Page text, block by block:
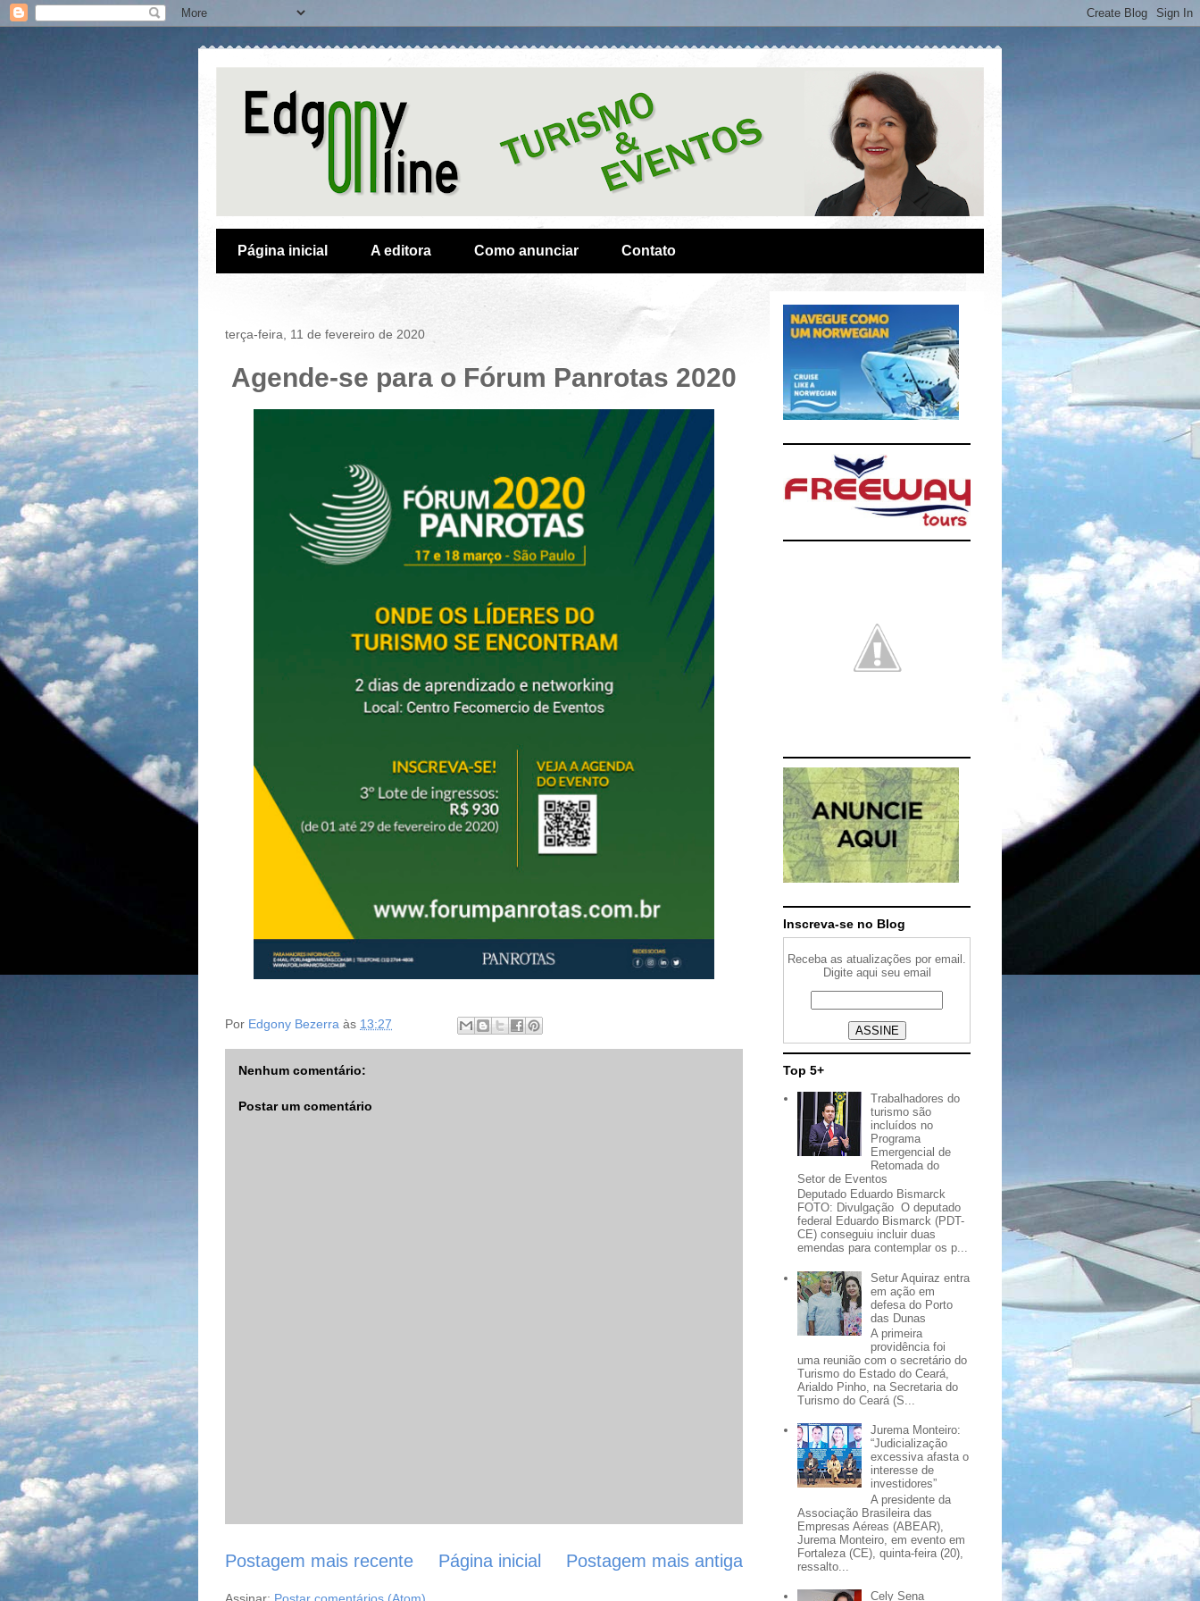
Página inicial A editora Como anunciar Contato
terça-feira, 11 de fevereiro de 2020
Agende-se para o Fórum Panrotas 2020
Por Edgony Bezerra às 13:27
Nenhum comentário:
Postar um comentário
Postagem mais recente Postagem mais antiga
Página inicial
Inscreva-se no Blog
Receba as atualizações por email.
Digite aqui seu email
Top 5+
Trabalhadores do
turismo são
incluídos no
Programa
Emergencial de
Retomada do
Setor de Eventos
Deputado Eduardo Bismarck
FOTO: Divulgação O deputado
federal Eduardo Bismarck (PDT-
CE) conseguiu incluir duas
emendas para contemplar os p...
Setur Aquiraz entra
em ação em
defesa do Porto
das Dunas
A primeira
providência foi
uma reunião com o secretário do
Turismo do Estado do Ceará,
Arialdo Pinho, na Secretaria do
Turismo do Ceará (S...
Jurema Monteiro:
“Judicialização
excessiva afasta o
interesse de
investidores”
A presidente da
Associação Brasileira das
Empresas Aéreas (ABEAR),
Jurema Monteiro, em evento em
Fortaleza (CE), quinta-feira (20),
ressalto...
Cely Sena